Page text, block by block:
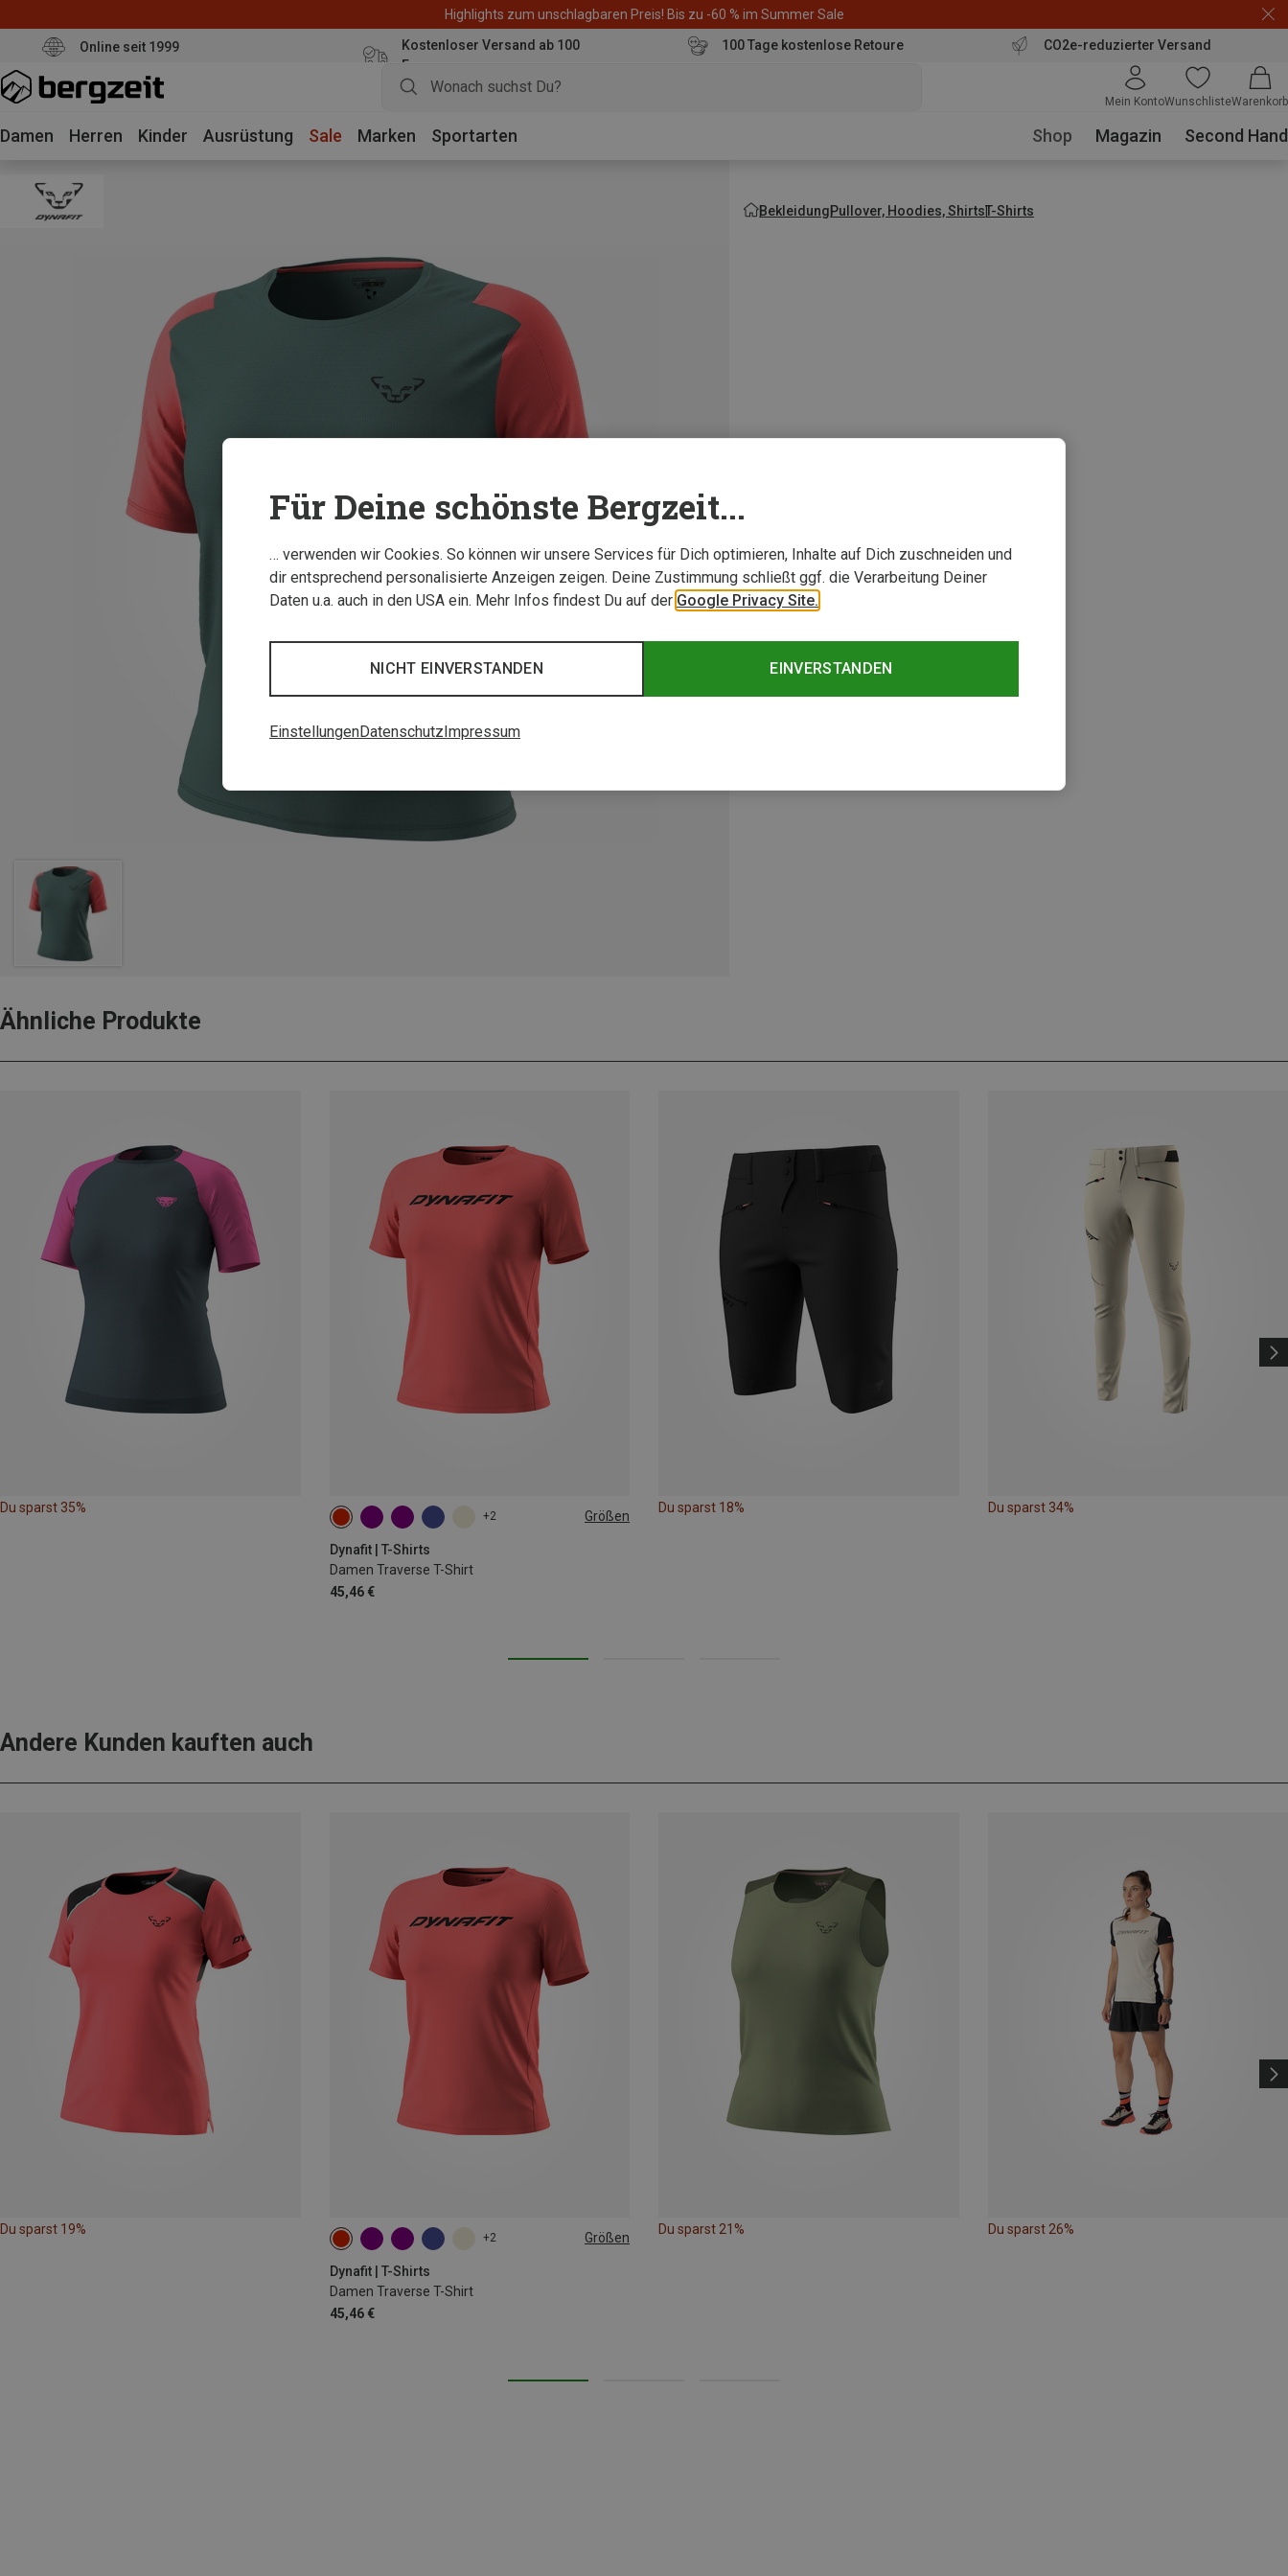
Highlights zum unschlagbaren Preis! Bis zu -60 % im Summer Sale
Online seit 1999
Kostenloser Versand ab 100
Euro
100 Tage kostenlose Retoure CO2e-reduzierter Versand
Mein KontoWunschlisteWarenkorb
Damen Herren Kinder Ausrüstung Sale Marken Sportarten Shop Magazin Second Hand
BekleidungPullover, Hoodies, ShirtsT-Shirts
Ähnliche Produkte
Du sparst 35%
+2 Größen
Dynafit | T-Shirts
Damen Traverse T-Shirt
45,46 €
XS S M XL
Du sparst 18% Du sparst 34%
Andere Kunden kauften auch
Du sparst 19%
+2 Größen
Dynafit | T-Shirts
Damen Traverse T-Shirt
45,46 €
XS S M
Du sparst 21% Du sparst 26%
Für Deine schönste Bergzeit...
… verwenden wir Cookies. So können wir unsere Services für Dich optimieren, Inhalte auf Dich zuschneiden und
dir entsprechend personalisierte Anzeigen zeigen. Deine Zustimmung schließt ggf. die Verarbeitung Deiner
Daten u.a. auch in den USA ein. Mehr Infos findest Du auf der Google Privacy Site.
EINVERSTANDEN
NICHT EINVERSTANDEN
EinstellungenDatenschutz Impressum